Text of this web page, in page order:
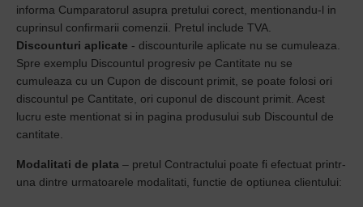
informa Cumparatorul asupra pretului corect, mentionandu-l in
cuprinsul confirmarii comenzii. Pretul include TVA.
Discounturi aplicate - discounturile aplicate nu se cumuleaza.
Spre exemplu Discountul progresiv pe Cantitate nu se
cumuleaza cu un Cupon de discount primit, se poate folosi ori
discountul pe Cantitate, ori cuponul de discount primit. Acest
lucru este mentionat si in pagina produsului sub Discountul de
cantitate.
Modalitati de plata – pretul Contractului poate fi efectuat printr-
una dintre urmatoarele modalitati, functie de optiunea clientului: